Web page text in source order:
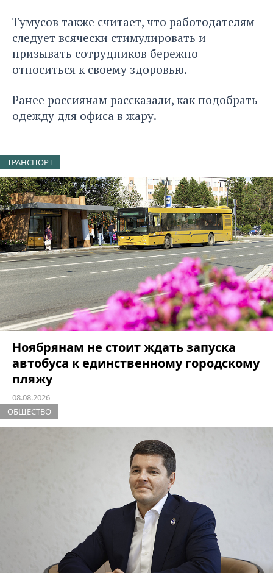
Тумусов также считает, что работодателям
следует всячески стимулировать и
призывать сотрудников бережно
относиться к своему здоровью.
Ранее россиянам рассказали, как подобрать
одежду для офиса в жару.
ТРАНСПОРТ
Ноябрянам не стоит ждать запуска
автобуса к единственному городскому
пляжу
08.08.2026
ОБЩЕСТВО